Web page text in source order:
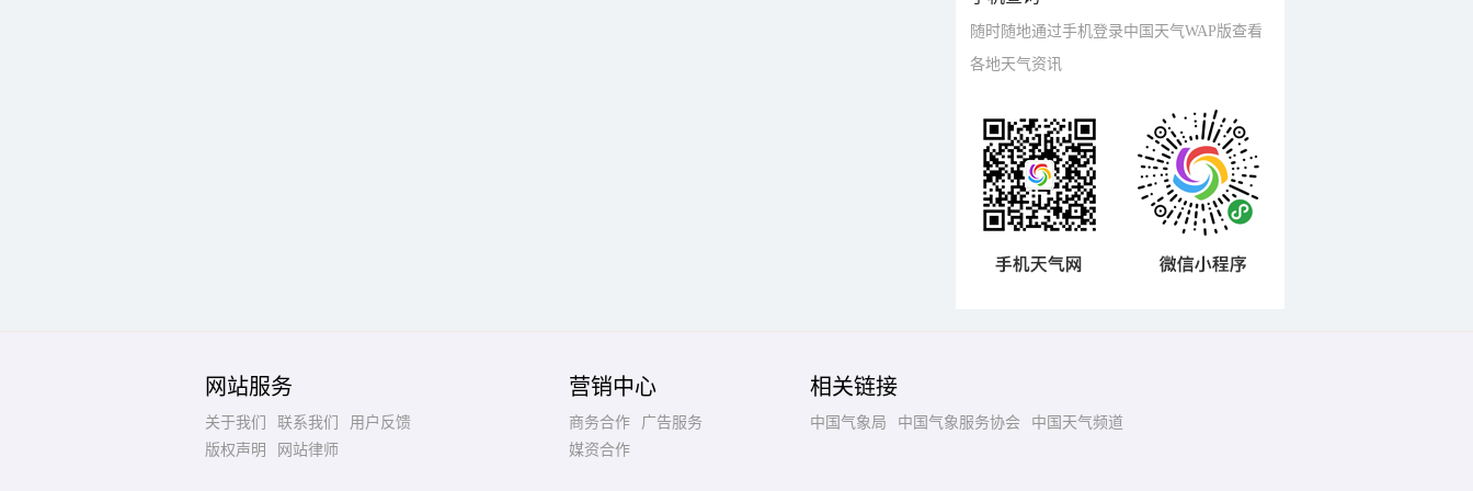
随时随地通过手机登录中国天气WAP版查看
各地天气资讯
网站服务
关于我们 联系我们
用户反馈
版权声明
网站律师
营销中心
商务合作
广告服务
媒资合作
相关链接
中国气象局 中国气象服务协会 中国天气频道